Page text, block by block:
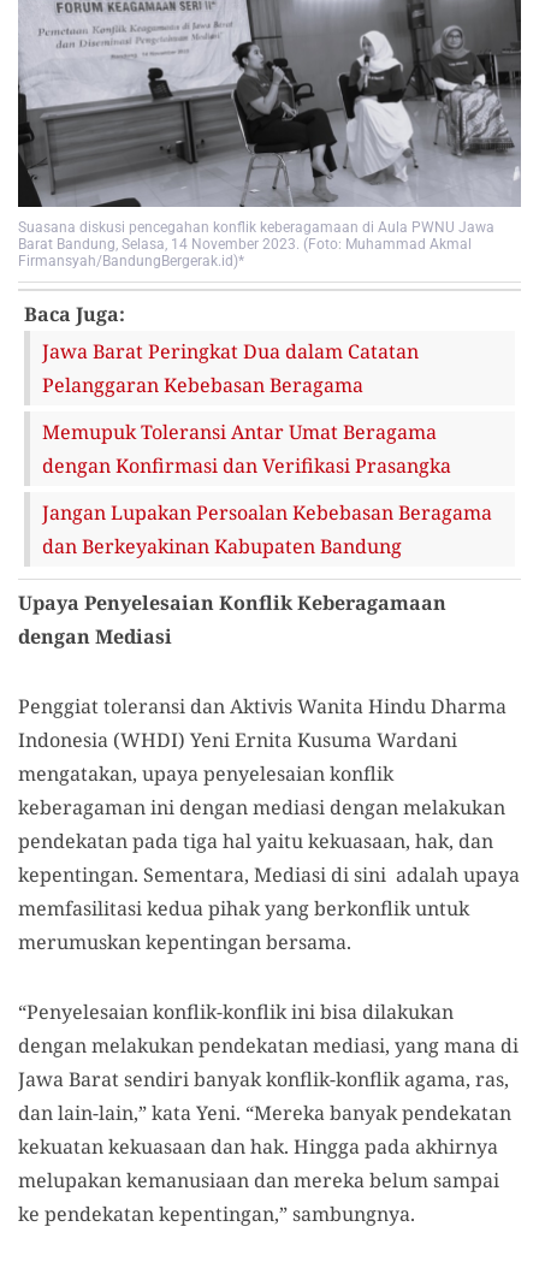
Suasana diskusi pencegahan konflik keberagamaan di Aula PWNU Jawa
Barat Bandung, Selasa, 14 November 2023. (Foto: Muhammad Akmal
Firmansyah/BandungBergerak.id)*
Baca Juga:
Jawa Barat Peringkat Dua dalam Catatan
Pelanggaran Kebebasan Beragama
Memupuk Toleransi Antar Umat Beragama
dengan Konfirmasi dan Verifikasi Prasangka
Jangan Lupakan Persoalan Kebebasan Beragama
dan Berkeyakinan Kabupaten Bandung
Upaya Penyelesaian Konflik Keberagamaan
dengan Mediasi
Penggiat toleransi dan Aktivis Wanita Hindu Dharma
Indonesia (WHDI) Yeni Ernita Kusuma Wardani
mengatakan, upaya penyelesaian konflik
keberagaman ini dengan mediasi dengan melakukan
pendekatan pada tiga hal yaitu kekuasaan, hak, dan
kepentingan. Sementara, Mediasi di sini adalah upaya
memfasilitasi kedua pihak yang berkonflik untuk
merumuskan kepentingan bersama.
“Penyelesaian konflik-konflik ini bisa dilakukan
dengan melakukan pendekatan mediasi, yang mana di
Jawa Barat sendiri banyak konflik-konflik agama, ras,
dan lain-lain,” kata Yeni. “Mereka banyak pendekatan
kekuatan kekuasaan dan hak. Hingga pada akhirnya
melupakan kemanusiaan dan mereka belum sampai
ke pendekatan kepentingan,” sambungnya.